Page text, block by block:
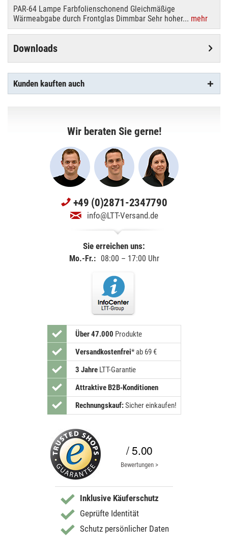
PAR-64 Lampe Farbfolienschonend Gleichmäßige
Wärmeabgabe durch Frontglas Dimmbar Sehr hoher... mehr
Downloads
Kunden kauften auch
Wir beraten Sie gerne!
+49 (0)2871-2347790
info@LTT-Versand.de
Sie erreichen uns:
Mo.-Fr.: 08:00 – 17:00 Uhr
Über 47.000 Produkte
Versandkostenfrei* ab 69 €
3 JahreLTT-Garantie
Attraktive B2B-Konditionen
Rechnungskauf:Sicher einkaufen!
/ 5.00
Bewertungen >
Inklusive Käuferschutz
Geprüfte Identität
Schutz persönlicher Daten